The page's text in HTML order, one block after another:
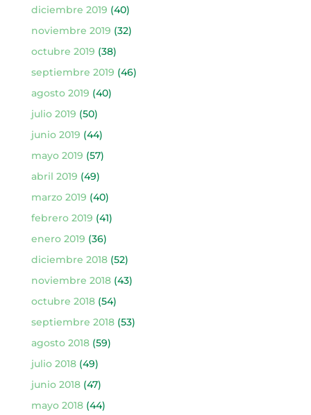
diciembre 2019 (40)
noviembre 2019 (32)
octubre 2019 (38)
septiembre 2019 (46)
agosto 2019 (40)
julio 2019 (50)
junio 2019 (44)
mayo 2019 (57)
abril 2019 (49)
marzo 2019 (40)
febrero 2019 (41)
enero 2019 (36)
diciembre 2018(52)
noviembre 2018(43)
octubre 2018(54)
septiembre 2018(53)
agosto 2018(59)
julio 2018(49)
junio 2018(47)
mayo 2018(44)